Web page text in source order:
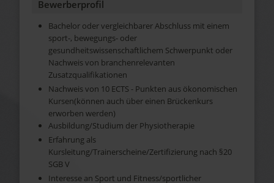
Bewerberprofil
Bachelor oder vergleichbarer Abschluss mit einem
sport-, bewegungs- oder
gesundheitswissenschaftlichem Schwerpunkt oder
Nachweis von branchenrelevanten
Zusatzqualifikationen
Nachweis von 10 ECTS - Punkten aus ökonomischen
Kursen(können auch über einen Brückenkurs
erworben werden)
Ausbildung/Studium der Physiotherapie
Erfahrung als
Kursleitung/Trainerscheine/Zertifizierung nach §20
SGB V
Interesse an Sport und Fitness/sportlicher